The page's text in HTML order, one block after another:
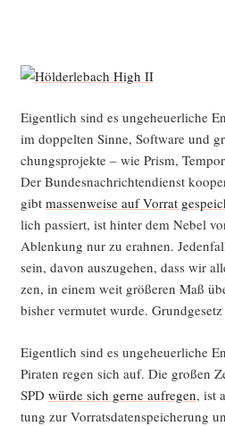
Eigent­lich sind es unge­heu­er­li­che
im dop­pel­ten Sin­ne, Soft­ware und
chungs­pro­jek­te – wie Prism,
Der Bun­des­nach­rich­ten­dienst
gibt mas­sen­wei­se auf Vor­rat
lich pas­siert, ist hin­ter dem Nebel
Ablen­kung nur zu erah­nen.
sein, davon aus­zu­ge­hen, dass wir
zen, in einem weit grö­ße­ren Maß
bis­her ver­mu­tet wur­de.
Eigent­lich sind es unge­heu­er­li­che
Pira­ten regen sich auf. Die gro­ßen
SPD wür­de sich ger­ne auf­re­gen, ist
tung zur Vor­rats­da­ten­spei­che­rung